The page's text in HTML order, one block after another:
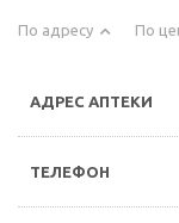
По адресу По